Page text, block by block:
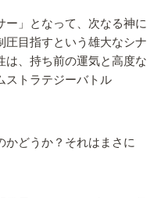
ー」となって、次なる神に
圧目指すという雄大なシナ
は、持ち前の運気と高度な
ストラテジーバトル
かどうか？それはまさに